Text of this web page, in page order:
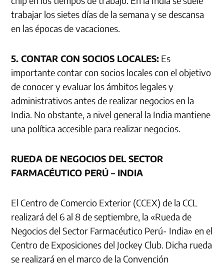
trabajar los sietes días de la semana y se descansa
en las épocas de vacaciones.
5. CONTAR CON SOCIOS LOCALES: Es
importante contar con socios locales con el objetivo
de conocer y evaluar los ámbitos legales y
administrativos antes de realizar negocios en la
India. No obstante, a nivel general la India mantiene
una política accesible para realizar negocios.
RUEDA DE NEGOCIOS DEL SECTOR
FARMACÉUTICO PERÚ – INDIA
El Centro de Comercio Exterior (CCEX) de la CCL
realizará del 6 al 8 de septiembre, la «Rueda de
Negocios del Sector Farmacéutico Perú- India» en el
Centro de Exposiciones del Jockey Club. Dicha rueda
se realizará en el marco de la Convención